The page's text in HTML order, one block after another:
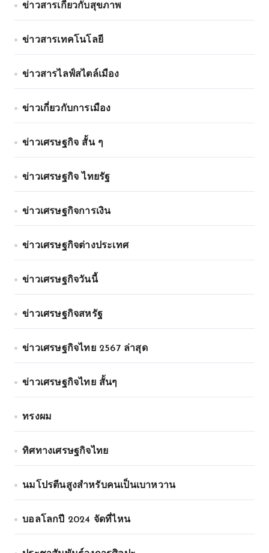
ข่าวสารเกี่ยวกับสุขภาพ
ข่าวสารเทคโนโลยี
ข่าวสารไลฟ์สไตล์เมือง
ข่าวเกี่ยวกับการเมือง
ข่าวเศรษฐกิจ สั้น ๆ
ข่าวเศรษฐกิจ ไทยรัฐ
ข่าวเศรษฐกิจการเงิน
ข่าวเศรษฐกิจต่างประเทศ
ข่าวเศรษฐกิจวันนี้
ข่าวเศรษฐกิจสหรัฐ
ข่าวเศรษฐกิจไทย 2567 ล่าสุด
ข่าวเศรษฐกิจไทย สั้นๆ
ทรงผม
ทิศทางเศรษฐกิจไทย
นมโปรตีนสูงสำหรับคนเป็นเบาหวาน
บอลโลกปี 2024 จัดที่ไหน